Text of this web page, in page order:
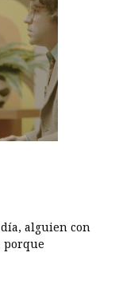
día, alguien con
porque